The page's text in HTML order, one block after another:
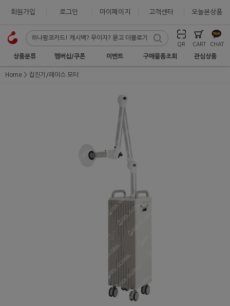
회원가입 로그인 마이페이지 고객센터 오늘본상품
QR CART CHAT
상품분류 멤버십/쿠폰 이벤트 구매물품조회 관심상품
Home 집진기/레이스 모터